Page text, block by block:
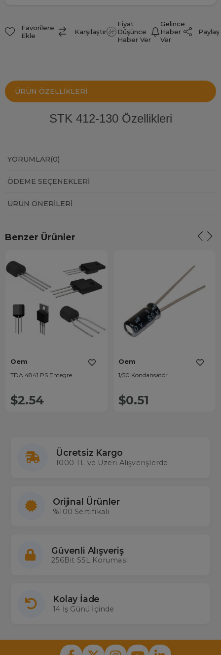
Favorilere
Ekle
Karşılaştır
Fiyat
Düşünce
Haber Ver
Gelince
Haber
Ver
Paylaş
ÜRÜN ÖZELLIKLERI
STK 412-130 Özellikleri
YORUMLAR(0)
ÖDEME SEÇENEKLERI
ÜRÜN ÖNERILERI
Benzer Ürünler
Oem
TDA 4841 PS Entegre
$2.54
Oem
1/50 Kondansatör
$0.51
Ücretsiz Kargo
1000 TL ve Üzeri Alışverişlerde
Orijinal Ürünler
%100 Sertifikalı
Güvenli Alışveriş
256Bit SSL Koruması
Kolay İade
14 İş Günü İçinde